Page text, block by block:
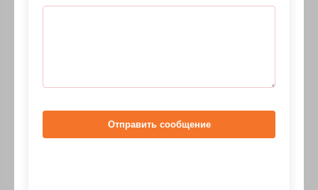
Отправить сообщение